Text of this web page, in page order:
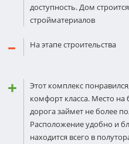
доступность. Дом
стройматериалов
На этапе строительства
Этот комплекс
комфорт класса. Место на
дорога займет не более
Расположение удобно и
находится всего в